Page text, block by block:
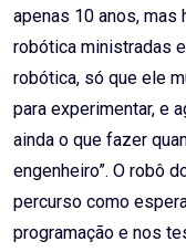
apenas 10 anos, mas
robótica ministradas
robótica, só que ele
para experimentar, e
ainda o que fazer
engenheiro”. O robô
percurso como
programação e nos